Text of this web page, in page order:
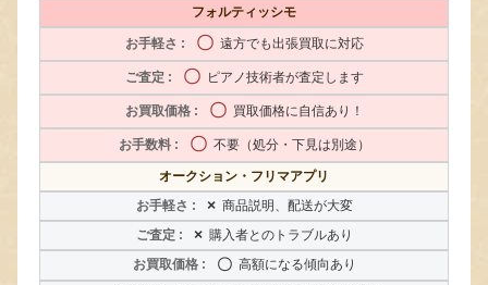
フォルティッシモ
〇 遠方でも出張買取に対応
〇 ピアノ技術者が査定します
〇 買取価格に自信あり！
〇 不要（処分・下見は別途）
オークション・フリマアプリ
× 商品説明、配送が大変
× 購入者とのトラブルあり
〇 高額になる傾向あり